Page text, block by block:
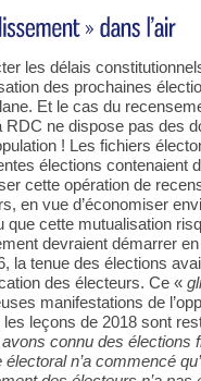
les délais
des prochaines
Et le cas du
RDC ne dispose pas des
! Les fichiers
élections contenaient
cette opération de
en vue d’économiser
que cette mutualisation
devraient démarrer
la tenue des élections
des électeurs. Ce «
manifestations de
leçons de 2018 sont
connu des élections
électoral n’a commencé